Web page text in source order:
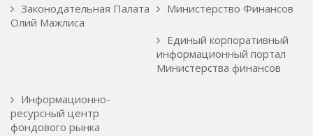
Законодательная Палата
Олий Мажлиса
Министерство Финансов
Единый корпоративный
информационный портал
Министерства финансов
Информационно-
ресурсный центр
фондового рынка